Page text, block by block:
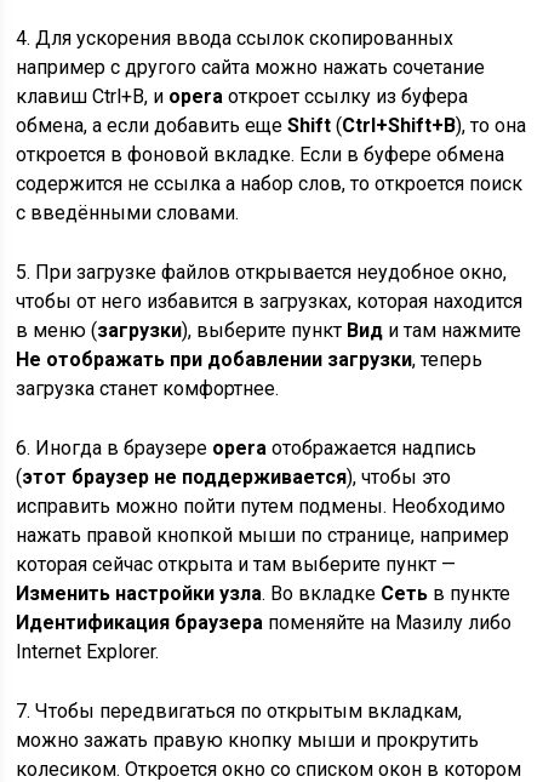
4. Для ускорения ввода ссылок скопированных
например с другого сайта можно нажать сочетание
клавиш Ctrl+B, и opera откроет ссылку из буфера
обмена, а если добавить ещеShift (Ctrl+Shift+B), то она
откроется в фоновой вкладке. Если в буфере обмена
содержится не ссылка а набор слов, то откроется поиск
с введёнными словами.
5. При загрузке файлов открывается неудобное окно,
чтобы от него избавится в загрузках, которая находится
в меню (загрузки), выберите пункт Вид и там нажмите
Не отображать при добавлении загрузки, теперь
загрузка станет комфортнее.
6. Иногда в браузере opera отображается надпись
(этот браузер не поддерживается), чтобы это
исправить можно пойти путем подмены. Необходимо
нажать правой кнопкой мыши по странице, например
которая сейчас открыта и там выберите пункт —
Изменить настройки узла. Во вкладке Сеть в пункте
Идентификация браузера поменяйте на Мазилу либо
Internet Explorer.
7. Чтобы передвигаться по открытым вкладкам,
можно зажать правую кнопку мыши и прокрутить
колесиком. Откроется окно со списком окон в котором